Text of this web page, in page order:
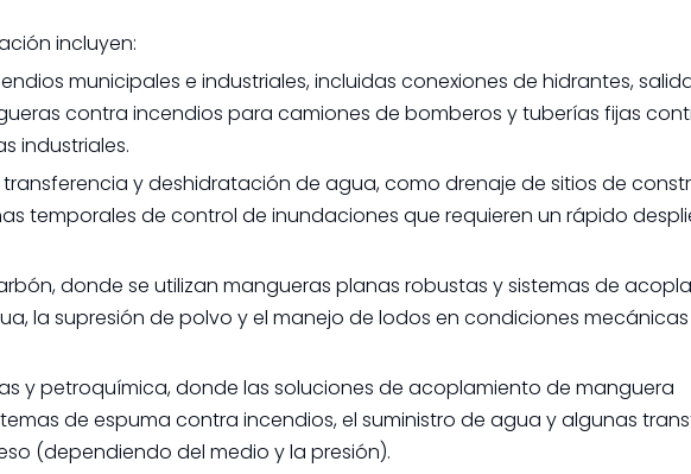
incluyen:
municipales e industriales, incluidas conexiones de hidrantes,
contra incendios para camiones de bomberos y tuberías fijas
industriales.
y deshidratación de agua, como drenaje de sitios de
temporales de control de inundaciones que requieren un rápido
donde se utilizan mangueras planas robustas y sistemas de
la supresión de polvo y el manejo de lodos en condiciones
y petroquímica, donde las soluciones de acoplamiento de manguera
de espuma contra incendios, el suministro de agua y algunas
(dependiendo del medio y la presión).